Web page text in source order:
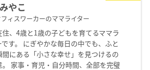
やこ
ィスワーカーのママライター
住、4歳と1歳の子どもを育てるママラ
です。 にぎやかな毎日の中でも、ふと
間にある「小さな幸せ」を見つけるの
。 家事・育児・自分時間、全部を完璧